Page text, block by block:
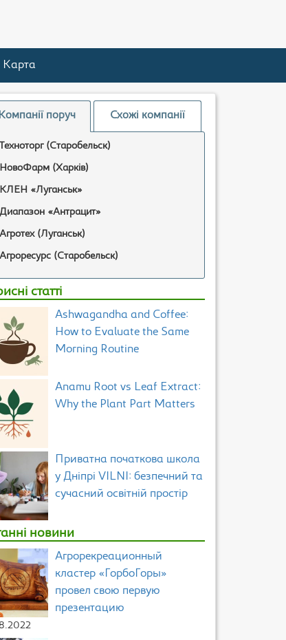
Карта
поруч Схожі компанії
Техноторг (Старобельск)
НовоФарм (Харків)
КЛЕН «Луганськ»
Диапазон «Антрацит»
Агротех (Луганськ)
Агроресурс (Старобельск)
статті
Ashwagandha and Coffee:
How to Evaluate the Same
Morning Routine
Anamu Root vs Leaf Extract:
Why the Plant Part Matters
Приватна початкова школа
у Дніпрі VILNI: безпечний та
сучасний освітній простір
новини
Агрорекреационный
кластер «ГорбоГоры»
провел свою первую
презентацию